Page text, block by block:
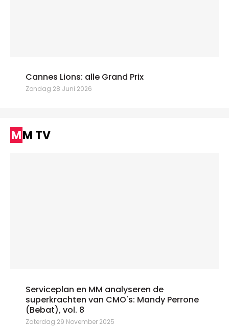
Cannes Lions: alle Grand Prix
Zondag 28 Juni 2026
MM TV
Serviceplan en MM analyseren de
superkrachten van CMO's: Mandy Perrone
(Bebat), vol. 8
Zaterdag 29 November 2025